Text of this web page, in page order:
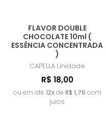
FLAVOR DOUBLE
CHOCOLATE 10ml (
ESSÊNCIA CONCENTRADA
)
CAPELLA Unidade
R$ 18,00
ou em até 12xde R$ 1,76 com
juros